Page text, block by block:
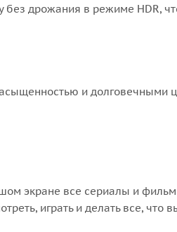
дрожания в режиме HDR,
и долговечными
экране все сериалы и
играть и делать все,